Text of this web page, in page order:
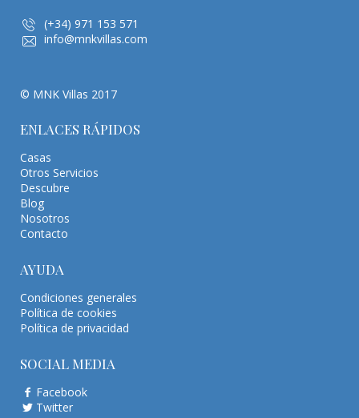
(+34) 971 153 571
info@mnkvillas.com
© MNK Villas 2017
ENLACES RÁPIDOS
Casas
Otros Servicios
Descubre
Blog
Nosotros
Contacto
AYUDA
Condiciones generales
Política de cookies
Política de privacidad
SOCIAL MEDIA
Facebook
Twitter